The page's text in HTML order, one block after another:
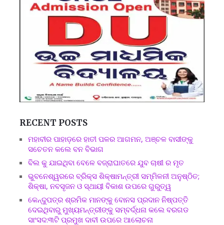
RECENT POSTS
ମହାବୀର ପାହାଡ଼ରେ ହାତୀ ପଳର ଆଗମନ, ଅଞ୍ଚଳ ବାସୀଙ୍କୁ
ସଚେତନ କଲେ ବନ ବିଭାଗ
ବିଲ କୁ ଯାଇଥିବା ବେଳେ ବଜ୍ରାଘାତରେ ଯୁବ ଚାଷୀ ର ମୃତ
ଭୁବନେଶ୍ୱରରେ ବ୍ରିକ୍ସ ଶିକ୍ଷାମନ୍ତ୍ରୀ ସମ୍ମିଳନୀ ଅନୁଷ୍ଠିତ;
ଶିକ୍ଷା, ନବସୃଜନ ଓ ସ୍ଥାୟୀ ବିକାଶ ଉପରେ ଗୁରୁତ୍ୱ
କେନ୍ଦୁପତ୍ର ଶ୍ରମିକ ମାନଙ୍କୁ ବୋନସ ପ୍ରଦାନ ନିଷ୍ପତ୍ତି
ଦେଇଥିବାରୁ ମୁଖ୍ୟମନ୍ତ୍ରୀଙ୍କୁ ସମ୍ବର୍ଦ୍ଧନା କଲେ ବରଗଡ
ସାଂସଦ:୩ଟି ପ୍ରମୁଖ ଦାବୀ ଉପରେ ଆଲୋଚନା